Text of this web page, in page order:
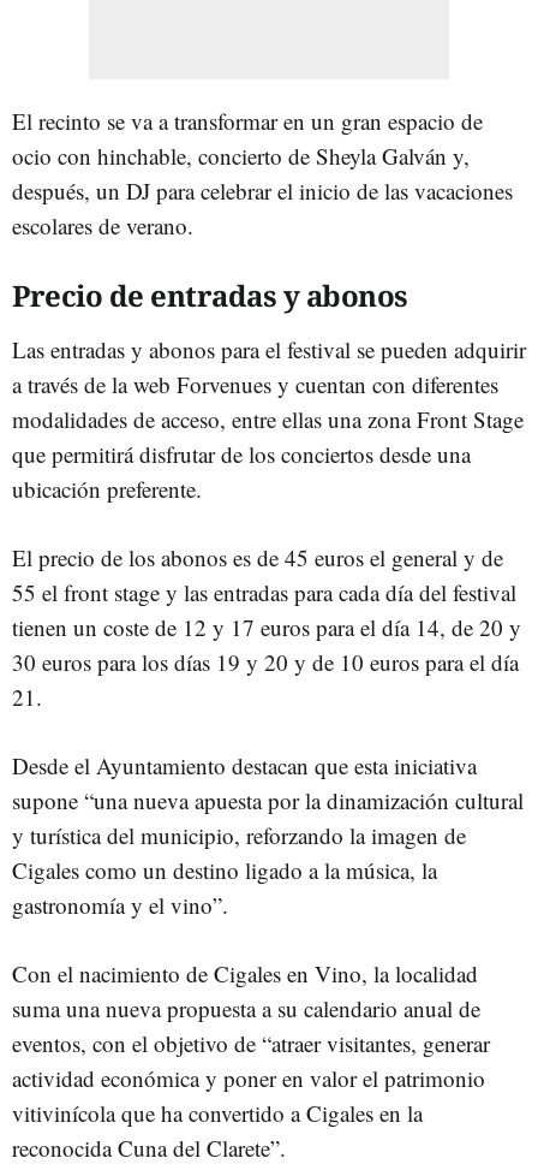
El recinto se va a transformar en un gran espacio de
ocio con hinchable, concierto de Sheyla Galván y,
después, un DJ para celebrar el inicio de las vacaciones
escolares de verano.
Precio de entradas y abonos
Las entradas y abonos para el festival se pueden adquirir
a través de la web Forvenues y cuentan con diferentes
modalidades de acceso, entre ellas una zona Front Stage
que permitirá disfrutar de los conciertos desde una
ubicación preferente.
El precio de los abonos es de 45 euros el general y de
55 el front stage y las entradas para cada día del festival
tienen un coste de 12 y 17 euros para el día 14, de 20 y
30 euros para los días 19 y 20 y de 10 euros para el día
21.
Desde el Ayuntamiento destacan que esta iniciativa
supone “una nueva apuesta por la dinamización cultural
y turística del municipio, reforzando la imagen de
Cigales como un destino ligado a la música, la
gastronomía y el vino”.
Con el nacimiento de Cigales en Vino, la localidad
suma una nueva propuesta a su calendario anual de
eventos, con el objetivo de “atraer visitantes, generar
actividad económica y poner en valor el patrimonio
vitivinícola que ha convertido a Cigales en la
reconocida Cuna del Clarete”.